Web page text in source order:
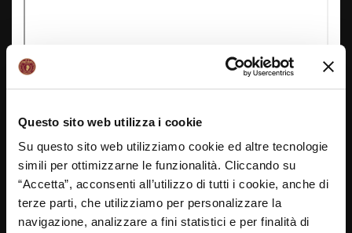
Questo sito web utilizza i cookie
Su questo sito web utilizziamo cookie ed altre tecnologie
simili per ottimizzarne le funzionalità. Cliccando su
“Accetta”, acconsenti all’utilizzo di tutti i cookie, anche di
terze parti, che utilizziamo per personalizzare la
navigazione, analizzare a fini statistici e per finalità di